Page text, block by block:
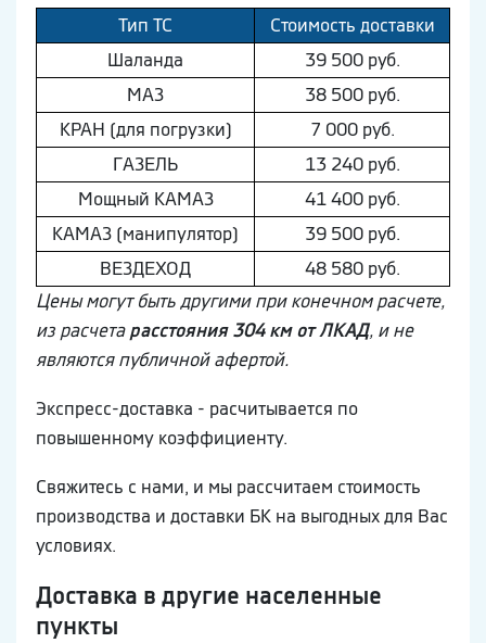
Тип ТС
Стоимость доставки
Шaлaнда
39 500 руб.
МAЗ
38 500 руб.
КРАН (для погрузки)
7 000 руб.
ГAЗEЛЬ
13 240 руб.
Мощный КAМAЗ
41 400 руб.
КAМAЗ (манипулятор)
39 500 руб.
ВEЗДEХОД
48 580 руб.
Цены могут быть другими при конечном расчете,
из расчетарасстояния 304 км от ЛКАД, и не
являются публичной афертой.
Экспресс-доставка - расчитывается по
повышенному коэффициенту.
Свяжитесь с нами, и мы рассчитаем стоимость
производства и доставки БК на выгодных для Вас
условиях.
Доставка в другие населенные
пункты